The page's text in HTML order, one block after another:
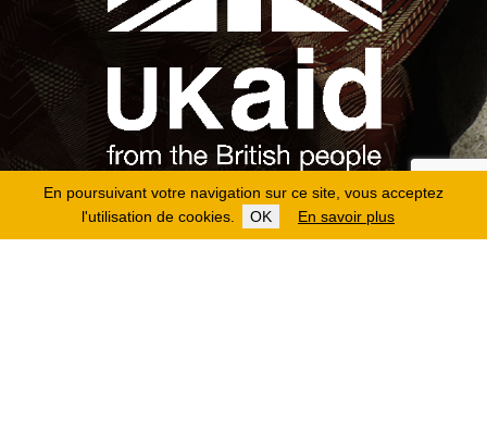
En poursuivant votre navigation sur ce site, vous acceptez
l'utilisation de cookies.
OK En savoir plus